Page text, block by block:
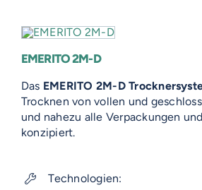
EMERITO 2M-D
Das EMERITO 2M-D
Trocknen von vollen und
und nahezu alle Verpackungen
konzipiert.
Technologien: